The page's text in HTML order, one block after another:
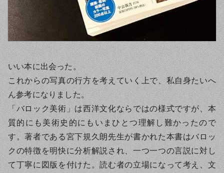
いい本に出会った。
これからの写真の行方を考えていく上で、私自身たいへ
ん参考になりました。
「バロック美術」は西洋文化ならではの様式ですが、本
質的にも美術史的にもいまひとつ理解し難かったので
す。著者である宮下規久朗先生が書かれた本書はバロッ
クの特徴を明快に分析解説され、一つ一つの言説に対し
て丁寧に図版を付けた。読む者の立場になって考え、文